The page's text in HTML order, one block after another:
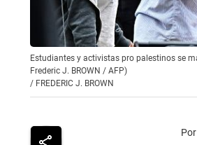
Estudiantes y activistas pro palestinos se
Frederic J. BROWN / AFP)
/ FREDERIC J. BROWN
Por